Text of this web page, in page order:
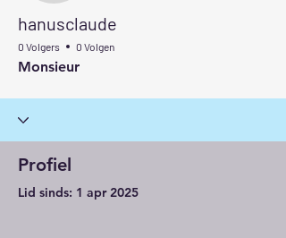
hanusclaude
0 Volgers 0 Volgen
Monsieur
Profiel
Lid sinds: 1 apr 2025